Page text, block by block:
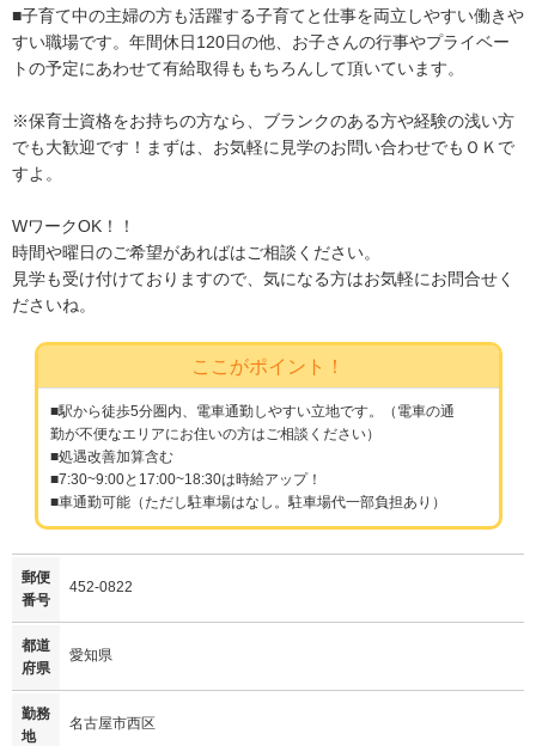
■子育て中の主婦の方も活躍する子育てと仕事を両立しやすい働きや
すい職場です。年間休日120日の他、お子さんの行事やプライベー
トの予定にあわせて有給取得ももちろんして頂いています。
※保育士資格をお持ちの方なら、ブランクのある方や経験の浅い方
でも大歓迎です！まずは、お気軽に見学のお問い合わせでもＯＫで
すよ。
WワークOK！！
時間や曜日のご希望があればはご相談ください。
見学も受け付けておりますので、気になる方はお気軽にお問合せく
ださいね。
ここがポイント！
■駅から徒歩5分圏内、電車通勤しやすい立地です。（電車の通
勤が不便なエリアにお住いの方はご相談ください）
■処遇改善加算含む
■7:30~9:00と17:00~18:30は時給アップ！
■車通勤可能（ただし駐車場はなし。駐車場代一部負担あり）
郵便
番号
452-0822
都道
府県
愛知県
勤務
地
名古屋市西区